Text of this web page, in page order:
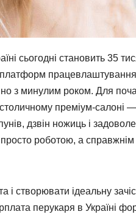
сьогодні становить 35
працевлаштування
з минулим роком. Для
преміум-салоні —
дзвін ножиць і
роботою, а справжнім
і створювати ідеальну
перукаря в Україні